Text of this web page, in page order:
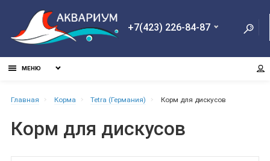
+7(423) 226-84-87
МЕНЮ
Главная Корма Tetra (Германия) Корм для дискусов
Корм для дискусов